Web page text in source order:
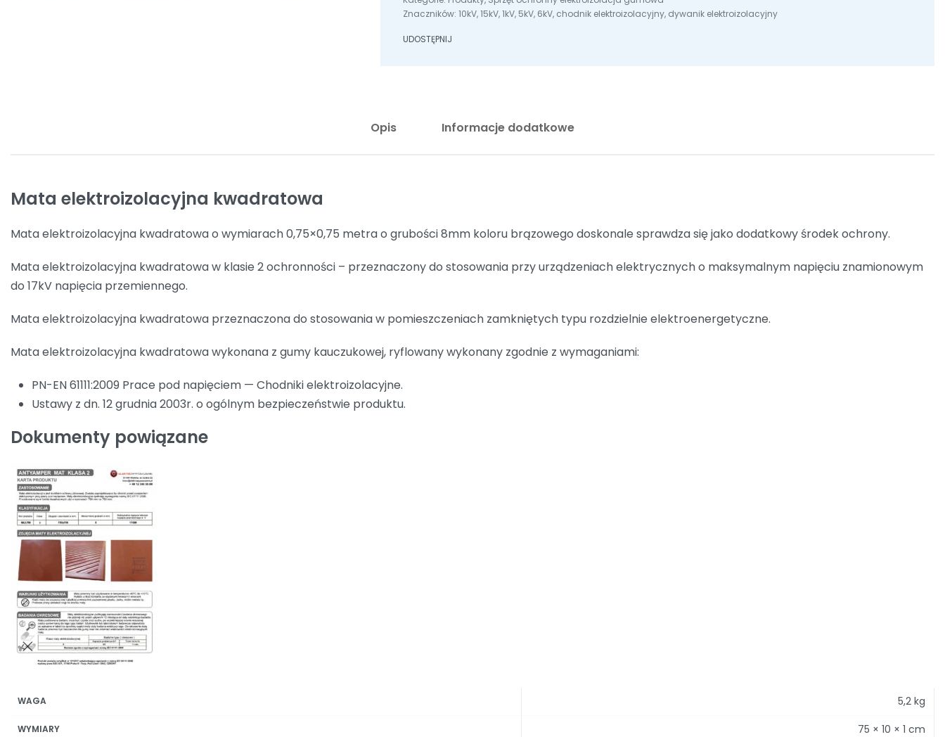
Znaczników: 10kV,15kV,1kV, 5kV, 6kV, chodnik elektroizolacyjny, dywanik elektroizolacyjny
UDOSTĘPNIJ
Opis Informacje dodatkowe
Mata elektroizolacyjna kwadratowa
Mata elektroizolacyjna kwadratowa o wymiarach 0,75×0,75 metra o grubości 8mm koloru brązowego doskonale sprawdza się jako dodatkowy środek ochrony.
Mata elektroizolacyjna kwadratowa w klasie 2 ochronności – przeznaczony do stosowania przy urządzeniach elektrycznych o maksymalnym napięciu znamionowym
do 17kV napięcia przemiennego.
Mata elektroizolacyjna kwadratowa przeznaczona do stosowania w pomieszczeniach zamkniętych typu rozdzielnie elektroenergetyczne.
Mata elektroizolacyjna kwadratowa wykonana z gumy kauczukowej, ryflowany wykonany zgodnie z wymaganiami:
PN-EN 61111:2009 Prace pod napięciem — Chodniki elektroizolacyjne.
Ustawy z dn. 12 grudnia 2003r. o ogólnym bezpieczeństwie produktu.
Dokumenty powiązane
WAGA 5,2 kg
WYMIARY 75 × 10 × 1 cm